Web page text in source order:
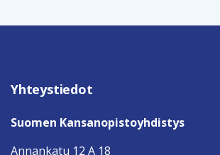
Yhteystiedot
Suomen Kansanopistoyhdistys
Annankatu 12 A 18